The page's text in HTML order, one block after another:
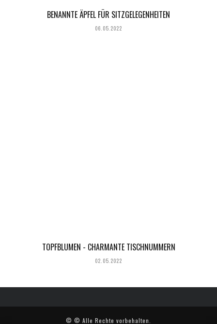
BENANNTE ÄPFEL FÜR SITZGELEGENHEITEN
06.05.2022
TOPFBLUMEN - CHARMANTE TISCHNUMMERN
02.05.2022
© © Alle Rechte vorbehalten.